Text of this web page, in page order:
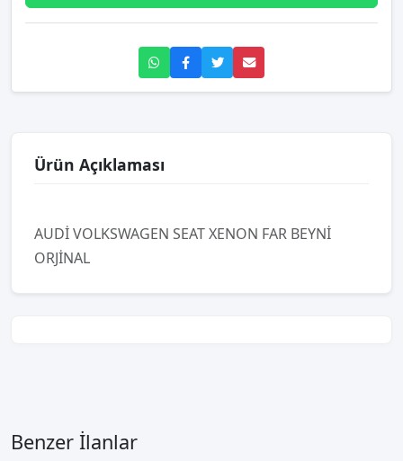
Ürün Açıklaması
AUDİ VOLKSWAGEN SEAT XENON FAR BEYNİ
ORJİNAL
Benzer İlanlar